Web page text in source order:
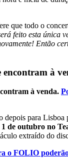
que todo o
feito esta única
Então
encontram à
à venda.
depois para Lisboa
1 de outubro no
extraído do
o FOLIO